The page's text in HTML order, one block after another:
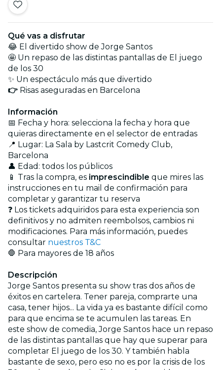
Qué vas a disfrutar
😂 El divertido show de Jorge Santos
🤩 Un repaso de las distintas pantallas de El juego
de los 30
✨ Un espectáculo más que divertido
👉 Risas aseguradas en Barcelona
Información
📅 Fecha y hora: selecciona la fecha y hora que
quieras directamente en el selector de entradas
📍 Lugar: La Sala by Lastcrit Comedy Club,
Barcelona
👤 Edad: todos los públicos
📱 Tras la compra, es imprescindible que mires las
instrucciones en tu mail de confirmación para
completar y garantizar tu reserva
❓ Los tickets adquiridos para esta experiencia son
definitivos y no admiten reembolsos, cambios ni
modificaciones. Para más información, puedes
consultar nuestros T&C
🛑 Para mayores de 18 años
Descripción
Jorge Santos presenta su show tras dos años de
éxitos en cartelera. Tener pareja, comprarte una
casa, tener hijos... La vida ya es bastante difícil como
para que encima se te acumulen las tareas. En
este show de comedia, Jorge Santos hace un repaso
de las distintas pantallas que hay que superar para
completar El juego de los 30. Y también habla
bastante de sexo, pero eso no es por la crisis de los